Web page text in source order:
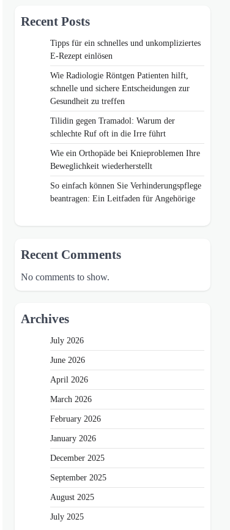
Recent Posts
Tipps für ein schnelles und unkompliziertes
E-Rezept einlösen
Wie Radiologie Röntgen Patienten hilft,
schnelle und sichere Entscheidungen zur
Gesundheit zu treffen
Tilidin gegen Tramadol: Warum der
schlechte Ruf oft in die Irre führt
Wie ein Orthopäde bei Knieproblemen Ihre
Beweglichkeit wiederherstellt
So einfach können Sie Verhinderungspflege
beantragen: Ein Leitfaden für Angehörige
Recent Comments
No comments to show.
Archives
July 2026
June 2026
April 2026
March 2026
February 2026
January 2026
December 2025
September 2025
August 2025
July 2025